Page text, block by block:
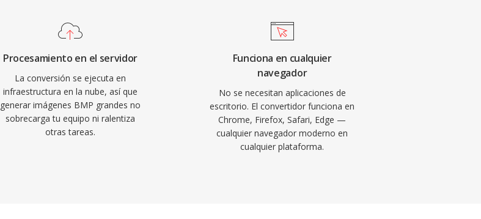
Procesamiento en el servidor
La conversión se ejecuta en
infraestructura en la nube, así que
generar imágenes BMP grandes no
sobrecarga tu equipo ni ralentiza
otras tareas.
Funciona en cualquier
navegador
No se necesitan aplicaciones de
escritorio. El convertidor funciona en
Chrome, Firefox, Safari, Edge —
cualquier navegador moderno en
cualquier plataforma.